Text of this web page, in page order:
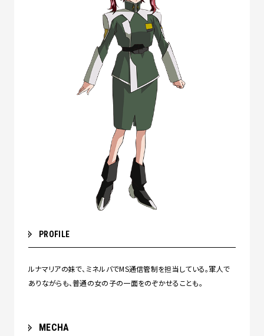
PROFILE
ルナマリアの妹で、ミネルバでMS通信管制を担当している。軍人で
ありながらも、普通の女の子の一面をのぞかせることも。
MECHA